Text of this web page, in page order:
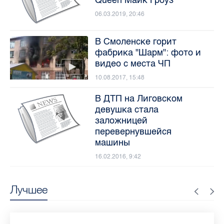
Лучшее
06.03.2019, 20:46
В Смоленске горит
фабрика "Шарм": фото и
видео с места ЧП
10.08.2017, 15:48
В ДТП на Лиговском
девушка стала
заложницей
перевернувшейся
машины
16.02.2016, 9:42